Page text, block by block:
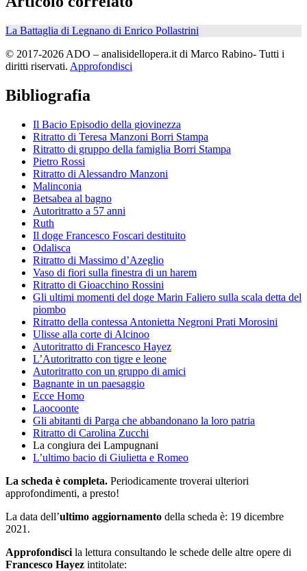
La Battaglia di Legnano di Enrico Pollastrini
© 2017-2026 ADO – analisidellopera.it di Marco Rabino- Tutti i
diritti riservati. Approfondisci
Bibliografia
Il Bacio Episodio della giovinezza
Ritratto di Teresa Manzoni Borri Stampa
Ritratto di gruppo della famiglia Borri Stampa
Pietro Rossi
Ritratto di Alessandro Manzoni
Malinconia
Betsabea al bagno
Autoritratto a 57 anni
Ruth
Il doge Francesco Foscari destituito
Odalisca
Ritratto di Massimo d’Azeglio
Vaso di fiori sulla finestra di un harem
Ritratto di Gioacchino Rossini
Gli ultimi momenti del doge Marin Faliero sulla scala detta del
piombo
Ritratto della contessa Antonietta Negroni Prati Morosini
Ulisse alla corte di Alcinoo
Autoritratto di Francesco Hayez
L’Autoritratto con tigre e leone
Autoritratto con un gruppo di amici
Bagnante in un paesaggio
Ecce Homo
Laocoonte
Gli abitanti di Parga che abbandonano la loro patria
Ritratto di Carolina Zucchi
La congiura dei Lampugnani
L’ultimo bacio di Giulietta e Romeo
La scheda è completa. Periodicamente troverai ulteriori
approfondimenti, a presto!
La data dell’ultimo aggiornamento della scheda è: 19 dicembre
2021.
Approfondisci la lettura consultando le schede delle altre opere di
Francesco Hayez intitolate: